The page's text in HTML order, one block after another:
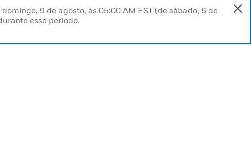
9 de agosto, às 05:00 AM EST (de sábado, 8 de
esse período.